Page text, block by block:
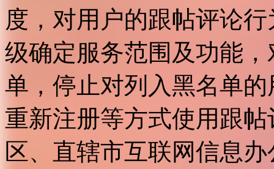
度，对用户的跟帖评论
级确定服务范围及功能
单，停止对列入黑名单
重新注册等方式使用跟
区、直辖市互联网信息